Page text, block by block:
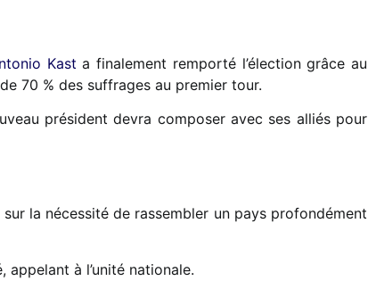
Kast a finalement remporté l’élection grâce au
70 % des suffrages au premier tour.
président devra composer avec ses alliés pour
la nécessité de rassembler un pays profondément
à l’unité nationale.